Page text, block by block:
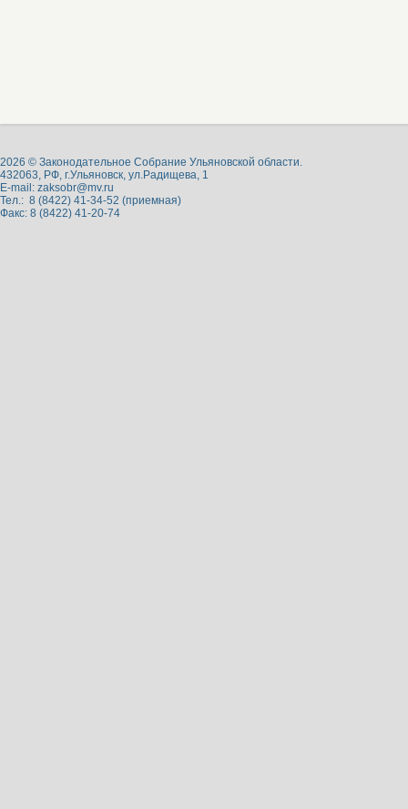
2026 © Законодательное Собрание Ульяновской области.
432063, РФ, г.Ульяновск, ул.Радищева, 1
E-mail: zaksobr@mv.ru
Тел.: 8 (8422) 41-34-52 (приемная)
Факс: 8 (8422) 41-20-74